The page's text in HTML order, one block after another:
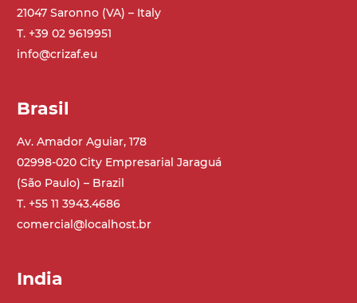
21047 Saronno (VA) – Italy
T. +39 02 9619951
info@crizaf.eu
Brasil
Av. Amador Aguiar, 178
02998-020 City Empresarial Jaraguá
(São Paulo) – Brazil
T. +55 11 3943.4686
comercial@localhost.br
India